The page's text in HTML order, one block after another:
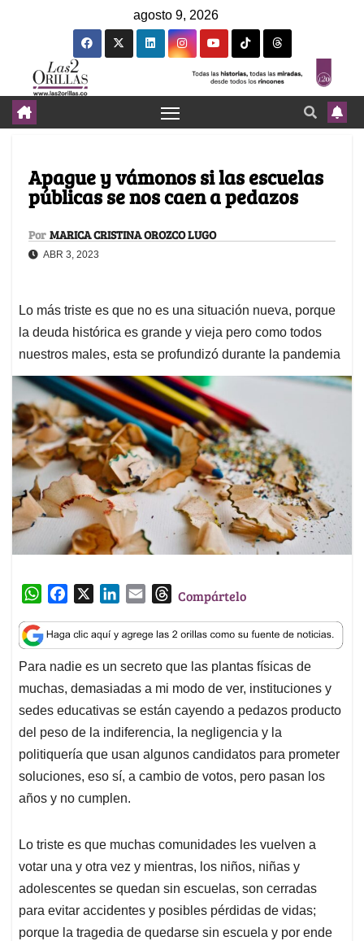
agosto 9, 2026
Apague y vámonos si las escuelas
públicas se nos caen a pedazos
Por MARICA CRISTINA OROZCO LUGO
ABR 3, 2023
Lo más triste es que no es una situación nueva, porque
la deuda histórica es grande y vieja pero como todos
nuestros males, esta se profundizó durante la pandemia
W
a
t
s
A
p
p
c
e
b
o
o
k
n
k
e
d
I
n
a
i
l
T
r
e
a
d
s
Compártelo
Para nadie es un secreto que las plantas físicas de
muchas, demasiadas a mi modo de ver, instituciones y
sedes educativas se están cayendo a pedazos producto
del peso de la indiferencia, la negligencia y la
politiquería que usan algunos candidatos para prometer
soluciones, eso sí, a cambio de votos, pero pasan los
años y no cumplen.
Lo triste es que muchas comunidades les vuelven a
votar una y otra vez y mientras, los niños, niñas y
adolescentes se quedan sin escuelas, son cerradas
para evitar accidentes y posibles pérdidas de vidas;
porque la tragedia de quedarse sin escuela y por ende